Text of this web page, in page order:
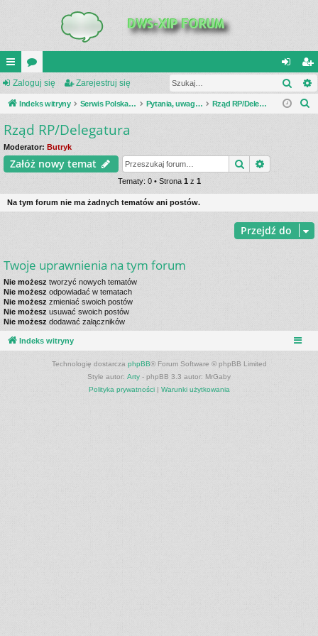
UI
C
K
_L
IN
S
or
a
al
og
ar
ej
ę
Zaloguj się Zarejestruj się
Indeks witryny Serwis Polska Podziemna Pytania, uwagi, dyskusje Rząd RP/Delegatura
Rząd RP/Delegatura
Moderator: Butryk
Załóż nowy temat Szukaj
Tematy: 0 • Strona 1 z 1
Na tym forum nie ma żadnych tematów ani postów.
Przejdź do
Twoje uprawnienia na tym forum
Nie możesz tworzyć nowych tematów
Nie możesz odpowiadać w tematach
Nie możesz zmieniać swoich postów
Nie możesz usuwać swoich postów
Nie możesz dodawać załączników
Indeks witryny
Technologię dostarcza phpBB® Forum Software © phpBB Limited
Style autor: Arty - phpBB 3.3 autor: MrGaby
Polityka prywatności| Warunki użytkowania